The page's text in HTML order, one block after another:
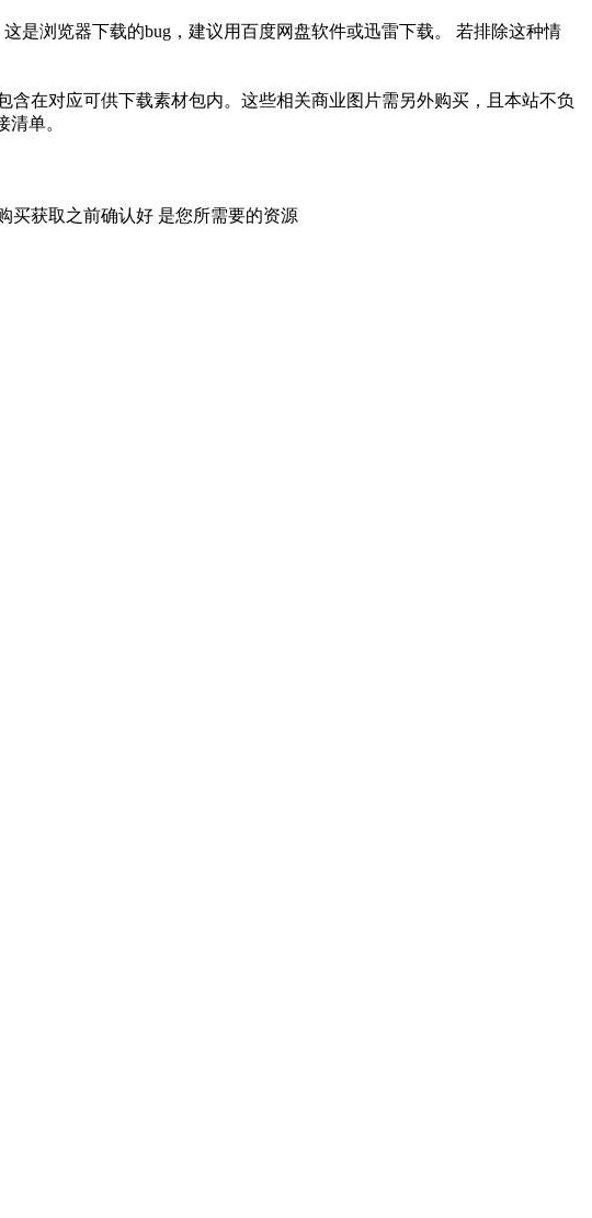
是浏览器下载的bug，建议用百度网盘软件或迅雷下载。 若排除这种情
在对应可供下载素材包内。这些相关商业图片需另外购买，且本站不负
单。
买获取之前确认好 是您所需要的资源